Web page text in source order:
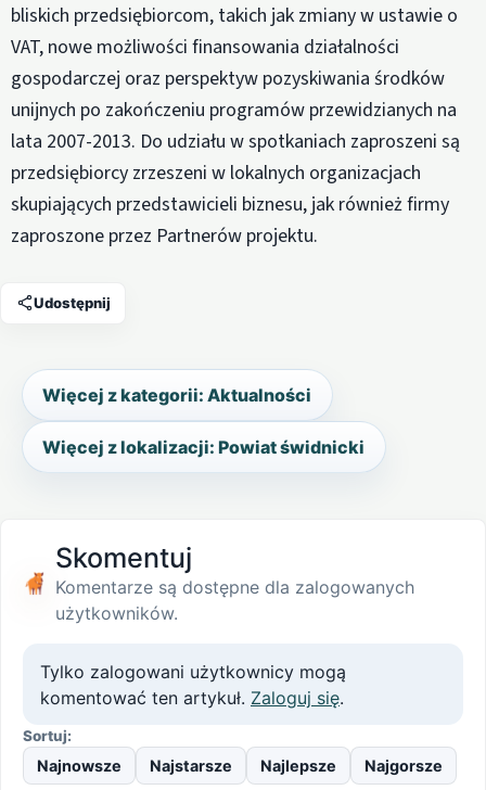
bliskich przedsiębiorcom, takich jak zmiany w ustawie o
VAT, nowe możliwości finansowania działalności
gospodarczej oraz perspektyw pozyskiwania środków
unijnych po zakończeniu programów przewidzianych na
lata 2007-2013. Do udziału w spotkaniach zaproszeni są
przedsiębiorcy zrzeszeni w lokalnych organizacjach
skupiających przedstawicieli biznesu, jak również firmy
zaproszone przez Partnerów projektu.
Udostępnij
Więcej z kategorii: Aktualności
Więcej z lokalizacji: Powiat świdnicki
Skomentuj
Komentarze są dostępne dla zalogowanych
użytkowników.
Tylko zalogowani użytkownicy mogą
komentować ten artykuł. Zaloguj się.
Sortuj:
Najnowsze Najstarsze Najlepsze Najgorsze